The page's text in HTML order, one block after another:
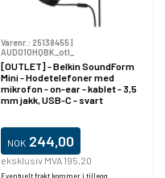
Varenr.: 25138455|
AUD010HQBK_otl_
[OUTLET] - Belkin SoundForm
Mini - Hodetelefoner med
mikrofon - on-ear - kablet - 3,5
mm jakk, USB-C - svart
NOK 244,00
eksklusiv MVA 195,20
Eventuelt frakt kommer i tillegg.